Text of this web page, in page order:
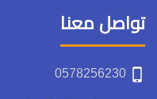
تواصل معنا